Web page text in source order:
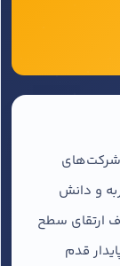
شرکت‌های
و دانش
ارتقای سطح
قدم